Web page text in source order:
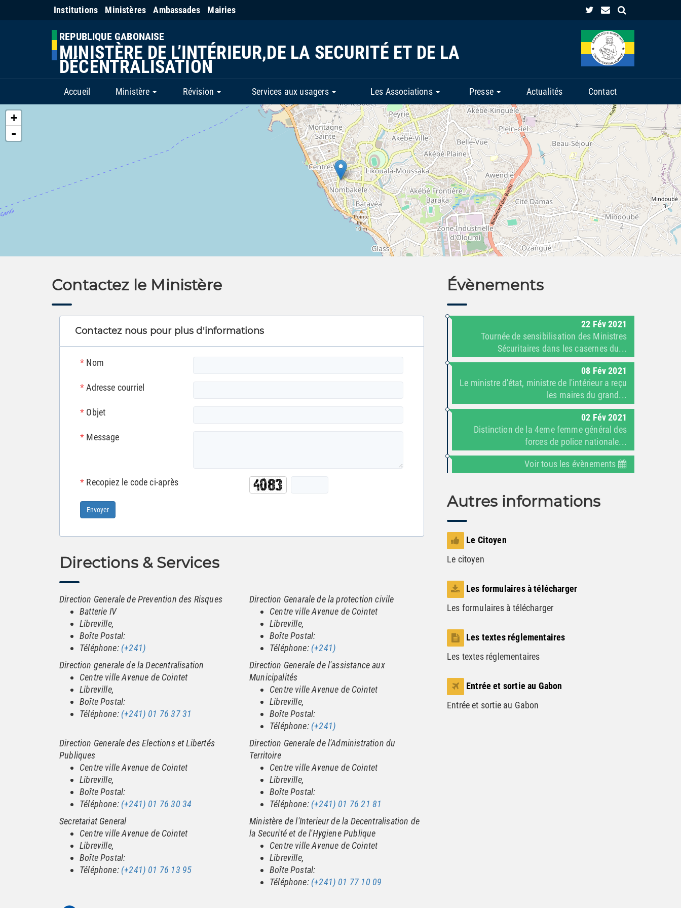
Institutions Ministères Ambassades Mairies
REPUBLIQUE GABONAISE
MINISTÈRE DE L’INTÉRIEUR,DE LA SECURITÉ ET DE LA
DÉCENTRALISATION
Accueil Ministère Révision Services aux usagers Les Associations Presse Actualités Contact
+
-
Leaflet| ©Aninf
Contactez le Ministère
Contactez nous pour plus d'informations
* Nom
*Adresse courriel
* Objet
* Message
* Recopiez le code ci-après
Envoyer
Directions & Services
Direction Generale de Prevention des Risques
Batterie IV
Libreville,
Boîte Postal:
Téléphone: (+241)
Direction Genarale de la protection civile
Centre ville Avenue de Cointet
Libreville,
Boîte Postal:
Téléphone: (+241)
Direction generale de la Decentralisation
Centre ville Avenue de Cointet
Libreville,
Boîte Postal:
Téléphone: (+241) 01 76 37 31
Direction Generale de l'assistance aux
Municipalités
Centre ville Avenue de Cointet
Libreville,
Boîte Postal:
Téléphone: (+241)
Direction Generale des Elections et Libertés
Publiques
Centre ville Avenue de Cointet
Libreville,
Boîte Postal:
Téléphone: (+241) 01 76 30 34
Direction Generale de l'Administration du
Territoire
Centre ville Avenue de Cointet
Libreville,
Boîte Postal:
Téléphone: (+241) 01 76 21 81
Secretariat General
Centre ville Avenue de Cointet
Libreville,
Boîte Postal:
Téléphone: (+241) 01 76 13 95
Ministère de l'Interieur de la Decentralisation de
la Securité et de l'Hygiene Publique
Centre ville Avenue de Cointet
Libreville,
Boîte Postal:
Téléphone: (+241) 01 77 10 09
Évènements
22 Fév 2021
Tournée de sensibilisation des Ministres
Sécuritaires dans les casernes du...
08 Fév 2021
Le ministre d'état, ministre de l'intérieur a reçu
les maires du grand...
02 Fév 2021
Distinction de la 4eme femme général des
forces de police nationale...
Voir tous les évènements
Autres informations
Le Citoyen
Le citoyen
Les formulaires à télécharger
Les formulaires à télécharger
Les textes réglementaires
Les textes réglementaires
Entrée et sortie au Gabon
Entrée et sortie au Gabon